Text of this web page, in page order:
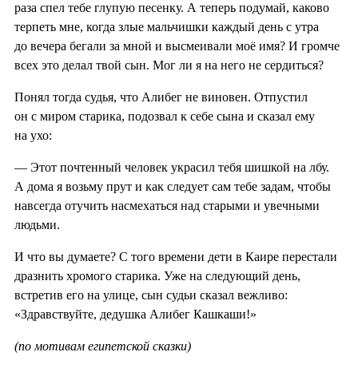
раза спел тебе глупую песенку. А теперь подумай, каково
терпеть мне, когда злые мальчишки каждый день с утра
до вечера бегали за мной и высмеивали моё имя? И громче
всех это делал твой сын. Мог ли я на него не сердиться?
Понял тогда судья, что Алибег не виновен. Отпустил
он с миром старика, подозвал к себе сына и сказал ему
на ухо:
— Этот почтенный человек украсил тебя шишкой на лбу.
А дома я возьму прут и как следует сам тебе задам, чтобы
навсегда отучить насмехаться над старыми и увечными
людьми.
И что вы думаете? С того времени дети в Каире перестали
дразнить хромого старика. Уже на следующий день,
встретив его на улице, сын судьи сказал вежливо:
«Здравствуйте, дедушка Алибег Кашкаши!»
(по мотивам египетской сказки)